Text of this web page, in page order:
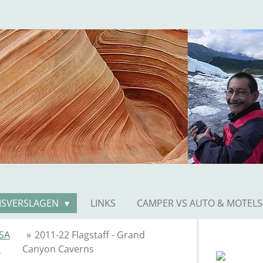
LINKS CAMPER VS AUTO & MOTELS
» 2011-22 Flagstaff - Grand
Canyon Caverns